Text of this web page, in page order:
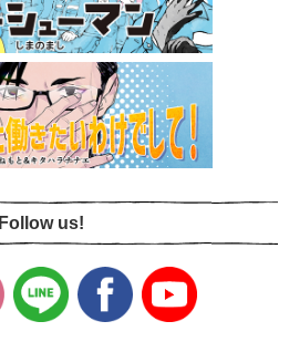
Follow us!